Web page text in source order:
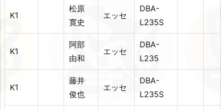
K1
松原
寛史
エッセ
DBA-
L235S
K1
阿部
由和
エッセ
DBA-
L235
K1
藤井
俊也
エッセ
DBA-
L235S